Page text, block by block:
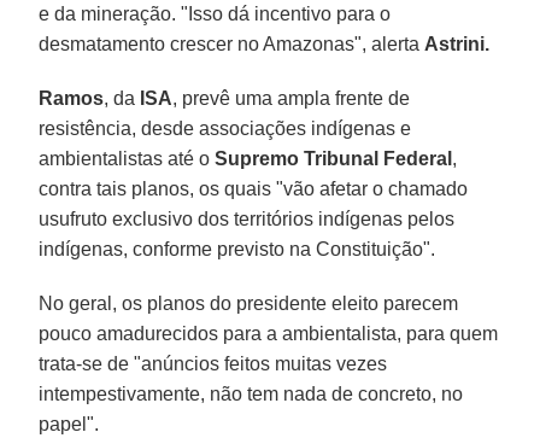
e da mineração. "Isso dá incentivo para o
desmatamento crescer no Amazonas", alerta Astrini.
Ramos, da ISA, prevê uma ampla frente de
resistência, desde associações indígenas e
ambientalistas até oSupremo Tribunal Federal ,
contra tais planos, os quais "vão afetar o chamado
usufruto exclusivo dos territórios indígenas pelos
indígenas, conforme previsto na Constituição".
No geral, os planos do presidente eleito parecem
pouco amadurecidos para a ambientalista, para quem
trata-se de "anúncios feitos muitas vezes
intempestivamente, não tem nada de concreto, no
papel".